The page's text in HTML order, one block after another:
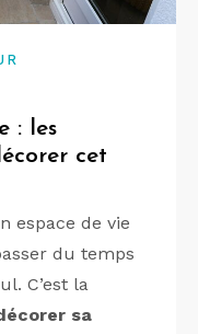
: les
cet
espace de vie
du temps
C’est la
sa